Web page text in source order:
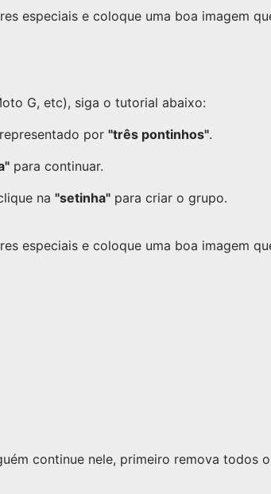
especiais e coloque uma boa imagem
G, etc), siga o tutorial abaixo:
por "três pontinhos".
para continuar.
na "setinha" para criar o grupo.
especiais e coloque uma boa imagem
continue nele, primeiro remova todos